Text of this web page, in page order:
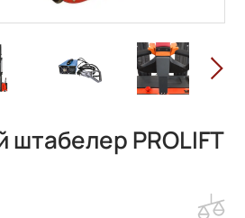
PROLIFT